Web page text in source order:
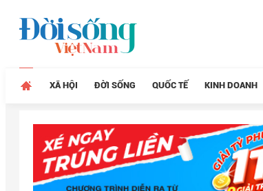
XÃ HỘI ĐỜI SỐNG QUỐC TẾ KINH DOANH